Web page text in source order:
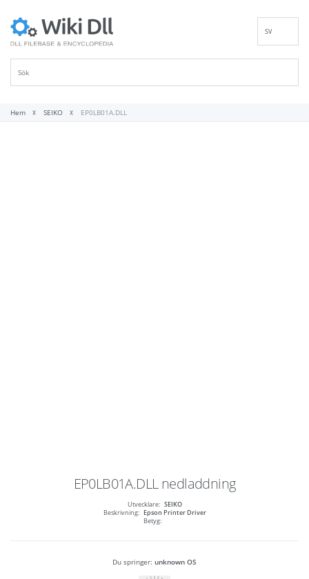
SV
Hem SEIKO EP0LB01A.DLL
EP0LB01A.DLL nedladdning
Utvecklare: SEIKO
Beskrivning: Epson Printer Driver
Betyg:
Du springer: unknown OS